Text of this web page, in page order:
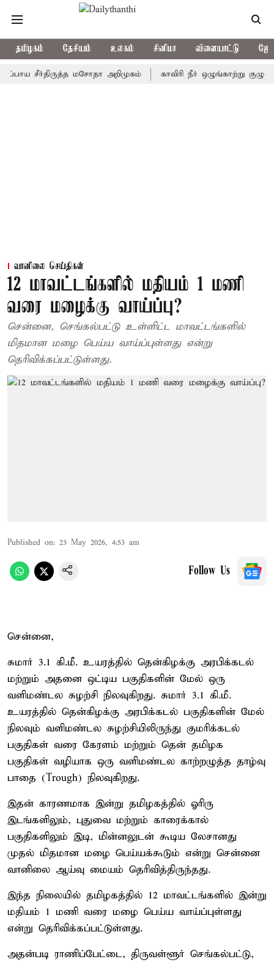
தமிழகம் தேசியம் உலகம் சினிமா விளையாட்டு
மசோதா அறிமுகம் காவிரி நீர் ஒழுங்காற்று குழு நாளை
வானிலை செய்திகள்
12 மாவட்டங்களில் மதியம் 1 மணி
வரை மழைக்கு வாய்ப்பு?
சென்னை, செங்கல்பட்டு உள்ளிட்ட மாவட்டங்களில்
மிதமான மழை பெய்ய வாய்ப்புள்ளது என்று
தெரிவிக்கப்பட்டுள்ளது.
Published on: 23 May 2026, 4:53 am
Follow Us
சென்னை,
சுமார் 3.1 கி.மீ. உயரத்தில் தென்கிழக்கு அரபிக்கடல்
மற்றும் அதனை ஒட்டிய பகுதிகளின் மேல் ஒரு
வளிமண்டல சுழற்சி நிலவுகிறது. சுமார் 3.1 கி.மீ.
உயரத்தில் தென்கிழக்கு அரபிக்கடல் பகுதிகளின் மேல்
நிலவும் வளிமண்டல சுழற்சியிலிருந்து குமரிக்கடல்
பகுதிகள் வரை கேரளம் மற்றும் தென் தமிழக
பகுதிகள் வழியாக ஒரு வளிமண்டல காற்றழுத்த தாழ்வு
பாதை (Trough) நிலவுகிறது.
இதன் காரணமாக இன்று தமிழகத்தில் ஓரிரு
இடங்களிலும், புதுவை மற்றும் காரைக்கால்
பகுதிகளிலும் இடி, மின்னலுடன் கூடிய லேசானது
முதல் மிதமான மழை பெய்யக்கூடும் என்று சென்னை
வானிலை ஆய்வு மையம் தெரிவித்திருந்தது.
இந்த நிலையில் தமிழகத்தில் 12 மாவட்டங்களில் இன்று
மதியம் 1 மணி வரை மழை பெய்ய வாய்ப்புள்ளது
என்று தெரிவிக்கப்பட்டுள்ளது.
அதன்படி ராணிப்பேட்டை, திருவள்ளூர் செங்கல்பட்டு,